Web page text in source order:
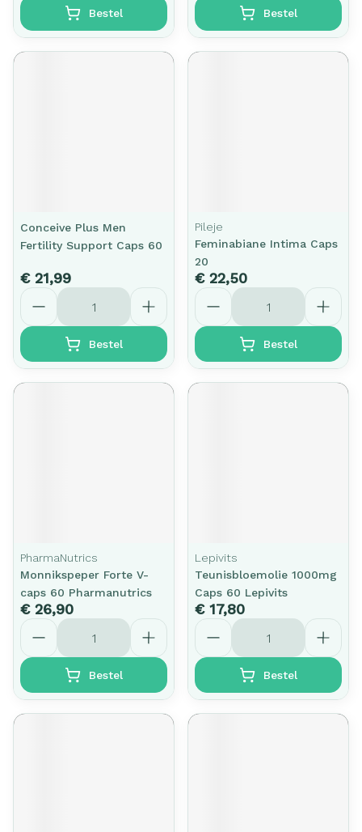
Bestel Bestel
Conceive Plus Men
Fertility Support Caps 60
€ 21,99
Aantal
Bestel
Pileje
Feminabiane Intima Caps
20
€ 22,50
Aantal
Bestel
PharmaNutrics
Monnikspeper Forte V-
caps 60 Pharmanutrics
€ 26,90
Aantal
Bestel
Lepivits
Teunisbloemolie 1000mg
Caps 60 Lepivits
€ 17,80
Aantal
Bestel